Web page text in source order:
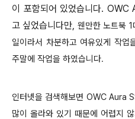
이 포함되어 있었습니다. OWC
고 싶었습니다만, 웬만한 노트북
일이라서 차분하고 여유있게 작업
주말에 작업을 하였습니다.
인터넷을 검색해보면 OWC Aura
많이 올라와 있기 때문에 어렵지